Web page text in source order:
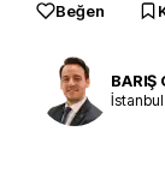
Beğen
BARIŞ
İstanbul